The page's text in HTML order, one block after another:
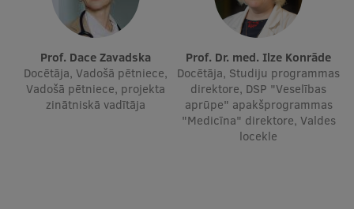
Fakultātes
Mūsu cilvēki
Stratēģija
Struktūra
Prof. Dace Zavadska
Docētāja, Vadošā pētniece,
Vadošā pētniece, projekta
zinātniskā vadītāja
Prof. Dr. med. Ilze Konrāde
Docētāja, Studiju programmas
direktore, DSP "Veselības
aprūpe" apakšprogrammas
"Medicīna" direktore, Valdes
locekle